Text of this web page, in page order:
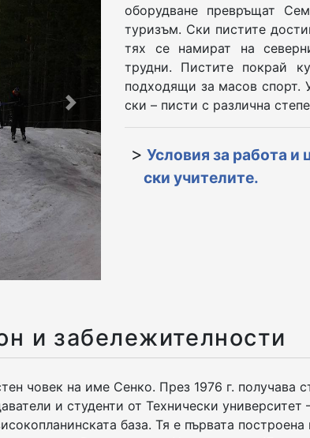
Next
оборудване превръщат
туризъм. Ски пистите
тях се намират на
трудни. Пистите покрай
подходящи за масов
ски – писти с различна
Условия за работа и
ски учителите.
и забележителности
човек на име Сенко. През 1976 г. получава
и студенти от Технически
база. Тя е първата